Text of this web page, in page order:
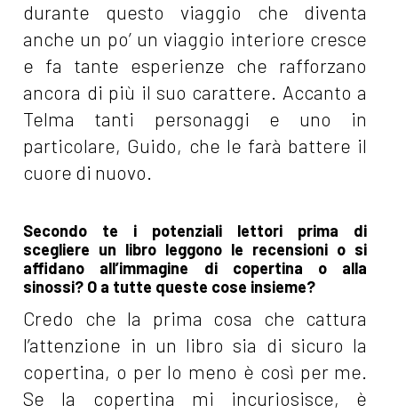
durante questo viaggio che diventa
anche un po’ un viaggio interiore cresce
e fa tante esperienze che rafforzano
ancora di più il suo carattere. Accanto a
Telma tanti personaggi e uno in
particolare, Guido, che le farà battere il
cuore di nuovo.
Secondo te i potenziali lettori prima di
scegliere un libro leggono le recensioni o si
affidano all’immagine di copertina o alla
sinossi? O a tutte queste cose insieme?
Credo che la prima cosa che cattura
l’attenzione in un libro sia di sicuro la
copertina, o per lo meno è così per me.
Se la copertina mi incuriosisce, è